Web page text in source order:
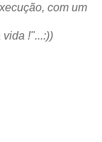
com um
!"...:))